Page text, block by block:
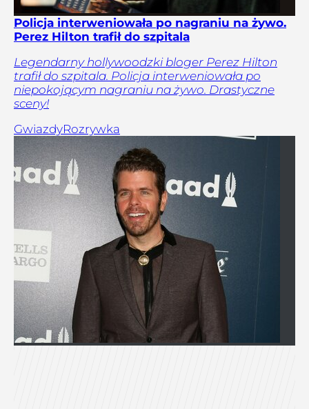
Policja interweniowała po nagraniu na żywo.
Perez Hilton trafił do szpitala
Legendarny hollywoodzki bloger Perez Hilton
trafił do szpitala. Policja interweniowała po
niepokojącym nagraniu na żywo. Drastyczne
sceny!
GwiazdyRozrywka